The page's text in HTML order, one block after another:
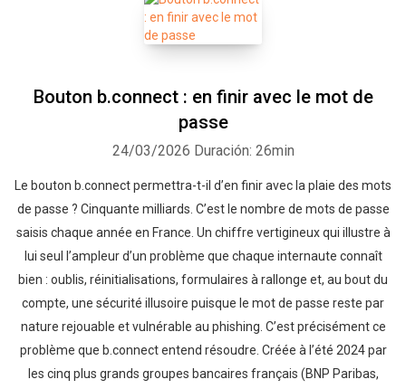
Bouton b.connect : en finir avec le mot de
passe
24/03/2026 Duración: 26min
Le bouton b.connect permettra-t-il d’en finir avec la plaie des mots
de passe ? Cinquante milliards. C’est le nombre de mots de passe
saisis chaque année en France. Un chiffre vertigineux qui illustre à
lui seul l’ampleur d’un problème que chaque internaute connaît
bien : oublis, réinitialisations, formulaires à rallonge et, au bout du
compte, une sécurité illusoire puisque le mot de passe reste par
nature rejouable et vulnérable au phishing. C’est précisément ce
problème que b.connect entend résoudre. Créée à l’été 2024 par
les cinq plus grands groupes bancaires français (BNP Paribas,